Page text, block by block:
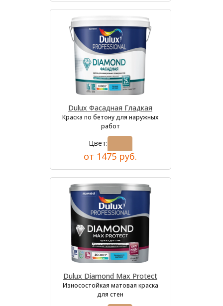
Dulux Фасадная Гладкая
Краска по бетону для наружных
работ
Цвет:
от 1475 руб.
Dulux Diamond Max Protect
Износостойкая матовая краска
для стен